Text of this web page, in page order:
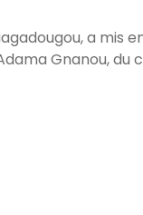
a mis
Gnanou, du